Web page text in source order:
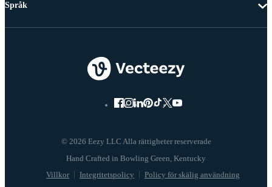
© 2026 Eezy LLC Alla rättigheter reserverade
Villkor Integritetspolicy Policy för skälig användning
Språk